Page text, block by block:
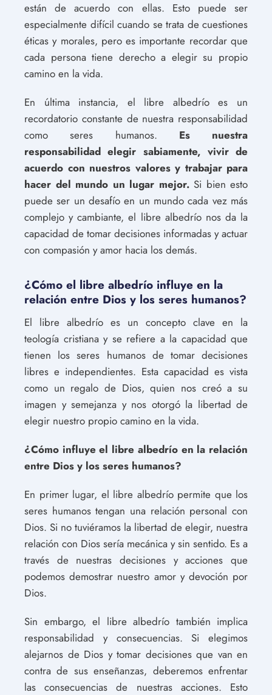
están de acuerdo con ellas. Esto puede ser
especialmente difícil cuando se trata de cuestiones
éticas y morales, pero es importante recordar que
cada persona tiene derecho a elegir su propio
camino en la vida.
En última instancia, el libre albedrío es un
recordatorio constante de nuestra responsabilidad
como seres humanos. Es nuestra
responsabilidad elegir sabiamente, vivir de
acuerdo con nuestros valores y trabajar para
hacer del mundo un lugar mejor.Si bien esto
puede ser un desafío en un mundo cada vez más
complejo y cambiante, el libre albedrío nos da la
capacidad de tomar decisiones informadas y actuar
con compasión y amor hacia los demás.
¿Cómo el libre albedrío influye en la
relación entre Dios y los seres humanos?
El libre albedrío es un concepto clave en la
teología cristiana y se refiere a la capacidad que
tienen los seres humanos de tomar decisiones
libres e independientes. Esta capacidad es vista
como un regalo de Dios, quien nos creó a su
imagen y semejanza y nos otorgó la libertad de
elegir nuestro propio camino en la vida.
¿Cómo influye el libre albedrío en la relación
entre Dios y los seres humanos?
En primer lugar, el libre albedrío permite que los
seres humanos tengan una relación personal con
Dios. Si no tuviéramos la libertad de elegir, nuestra
relación con Dios sería mecánica y sin sentido. Es a
través de nuestras decisiones y acciones que
podemos demostrar nuestro amor y devoción por
Dios.
Sin embargo, el libre albedrío también implica
responsabilidad y consecuencias. Si elegimos
alejarnos de Dios y tomar decisiones que van en
contra de sus enseñanzas, deberemos enfrentar
las consecuencias de nuestras acciones. Esto